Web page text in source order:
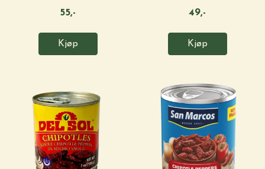
55,-
Kjøp
49,-
Kjøp